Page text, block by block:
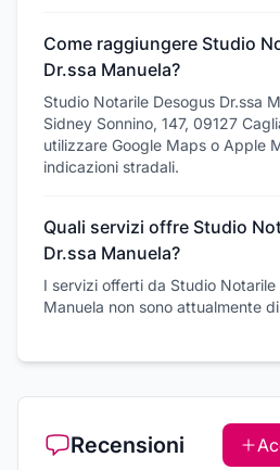
Come raggiungere Studio
Dr.ssa Manuela?
Studio Notarile Desogus Dr.ssa
Sidney Sonnino, 147, 09127
utilizzare Google Maps o Apple
indicazioni stradali.
Quali servizi offre Studio
Dr.ssa Manuela?
I servizi offerti da Studio Notarile
Manuela non sono attualmente
Recensioni